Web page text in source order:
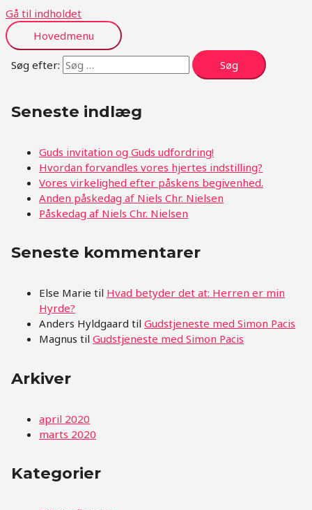
Gå til indholdet
Hovedmenu
Søg efter:
Seneste indlæg
Guds invitation og Guds udfordring!
Hvordan forvandles vores hjertes indstilling?
Vores virkelighed efter påskens begivenhed.
Anden påskedag af Niels Chr. Nielsen
Påskedag af Niels Chr. Nielsen
Seneste kommentarer
Else Marie til Hvad betyder det at: Herren er min
Hyrde?
Anders Hyldgaard tilGudstjeneste med Simon Pacis
Magnus tilGudstjeneste med Simon Pacis
Arkiver
april 2020
marts 2020
Kategorier